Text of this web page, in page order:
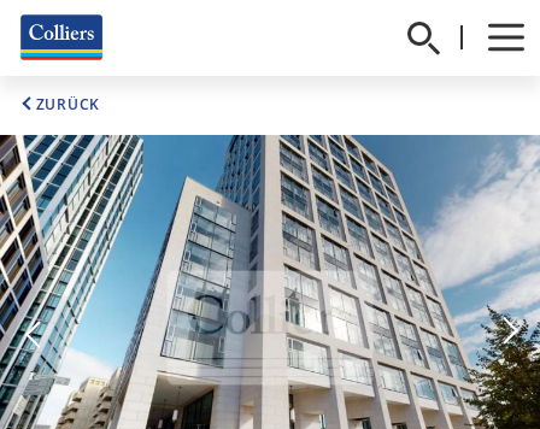
ZURÜCK